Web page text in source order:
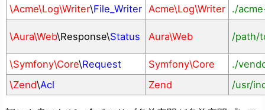
\Acme\Log\Writer\File_Writer Acme\Log\Writer ./
\Aura\Web\Response\Status Aura\Web /path/
\Symfony\Core\Request Symfony\Core
./
\Zend\Acl Zend /usr/